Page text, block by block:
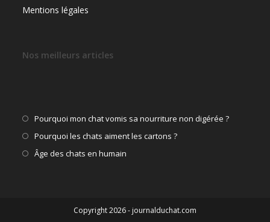
Mentions légales
Nos meilleurs articles
Pourquoi mon chat vomis sa nourriture non digérée ?S’ouvre
Pourquoi les chats aiment les cartons ?S’ouvre
Âge des chats en humain
onglet
Copyright 2026 - journalduchat.com